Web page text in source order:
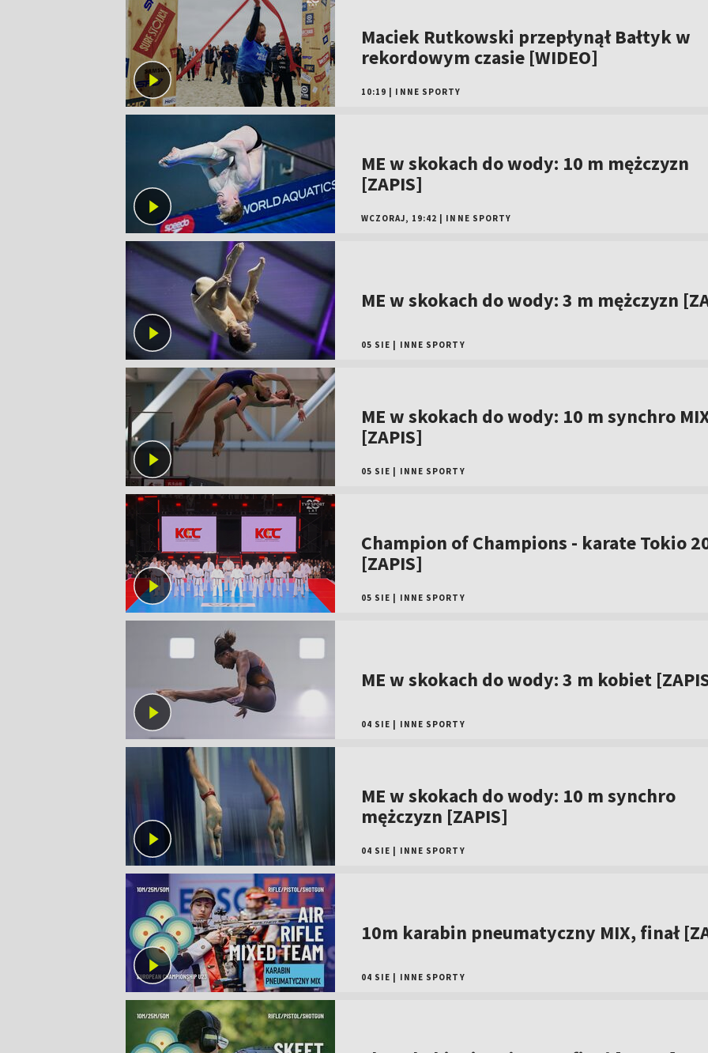
Maciek Rutkowski przepłynął Bałtyk w
rekordowym czasie [WIDEO]
10:19 INNE SPORTY
ME w skokach do wody: 10 m mężczyzn
[ZAPIS]
WCZORAJ, 19:42 INNE SPORTY
ME w skokach do wody: 3 m mężczyzn
05 SIE INNE SPORTY
ME w skokach do wody: 10 m synchro
[ZAPIS]
05 SIE INNE SPORTY
Champion of Champions - karate Tokio
[ZAPIS]
05 SIE INNE SPORTY
ME w skokach do wody: 3 m kobiet
04 SIE INNE SPORTY
ME w skokach do wody: 10 m synchro
mężczyzn [ZAPIS]
04 SIE INNE SPORTY
10m karabin pneumatyczny MIX, finał
04 SIE INNE SPORTY